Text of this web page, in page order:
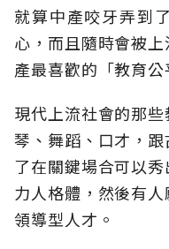
就算中產咬牙弄到
心，而且隨時會被
產最喜歡的「教育公
現代上流社會的那
琴、舞蹈、口才，
了在關鍵場合可以
力人格體，然後有
領導型人才。